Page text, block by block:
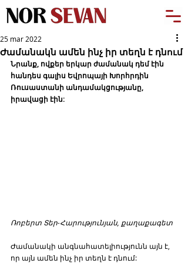
Ժամանակն ամեն ինչ իր տեղն է դնում
25 mar 2022
Նրանք, ովքեր երկար ժամանակ դեմ էին
հանդես գալիս Եվրոպայի Խորհրդին
Ռուսաստանի անդամակցությանը,
իրավացի էին:
Ռոբերտ Տեր-Հարությունյան, քաղաքագետ
Ժամանակի անգնահատելիությունն այն է,
որ այն ամեն ինչ իր տեղն է դնում: